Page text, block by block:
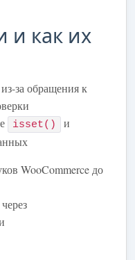
и как их
за обращения к
isset()
и
WooCommerce до